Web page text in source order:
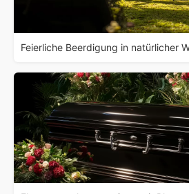
Feierliche Beerdigung in natürlicher